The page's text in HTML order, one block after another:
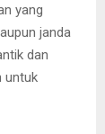
yang
janda
dan
untuk